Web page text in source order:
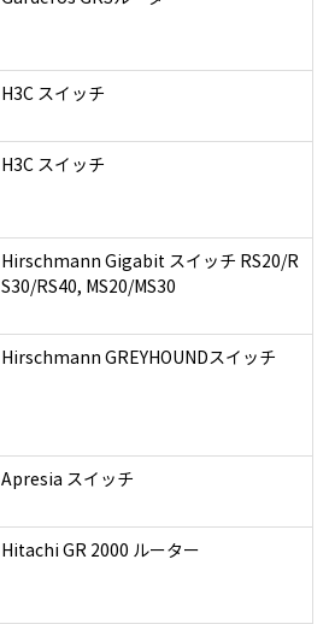
H3C スイッチ
H3C スイッチ
Hirschmann Gigabit スイッチ RS20/R
S30/RS40, MS20/MS30
Hirschmann GREYHOUNDスイッチ
Apresia スイッチ
Hitachi GR 2000 ルーター